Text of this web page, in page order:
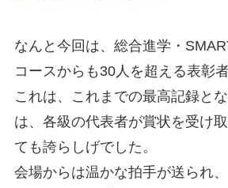
なんと今回は、総合進学・
コースからも30人を超える表彰
これは、これまでの最高記録と
は、各級の代表者が賞状を受け
ても誇らしげでした。
会場からは温かな拍手が送られ